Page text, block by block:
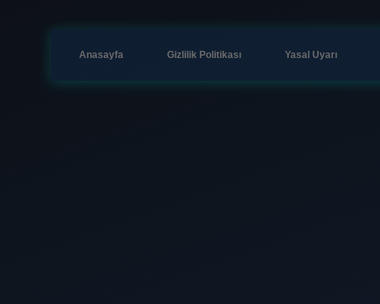
Anasayfa Gizlilik Politikası Yasal Uyarı